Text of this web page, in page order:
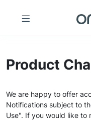
Product
We are happy to offer
Notifications subject to
Use". If you would like to